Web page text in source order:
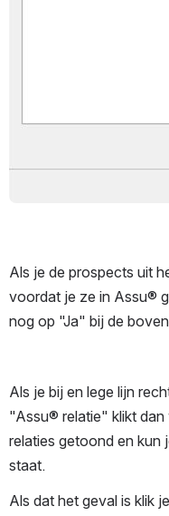
Als je de prospects uit
voordat je ze in Assu®
nog op "Ja" bij de
Als je bij en lege lijn
"Assu® relatie" klikt
relaties getoond en kun
staat.
Als dat het geval is klik